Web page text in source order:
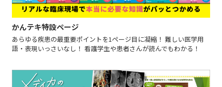
かんテキ特設ページ
あらゆる疾患の最重要ポイントを1ページ目に凝縮！ 難しい医学用
語・表現いっさいなし！ 看護学生や患者さんが読んでもわかる！